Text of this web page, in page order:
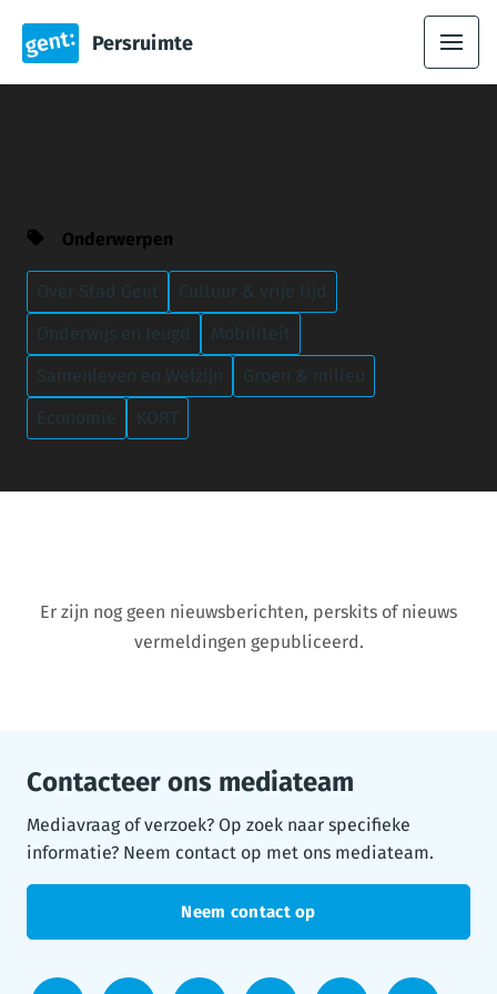
Persruimte
Onderwerpen
Over Stad Gent
Cultuur & vrije tijd
Onderwijs en Jeugd
Mobiliteit
Samenleven en Welzijn
Groen & milieu
Economie
KORT
Er zijn nog geen nieuwsberichten, perskits of nieuws
vermeldingen gepubliceerd.
Contacteer ons mediateam
Mediavraag of verzoek? Op zoek naar specifieke
informatie? Neem contact op met ons mediateam.
Neem contact op